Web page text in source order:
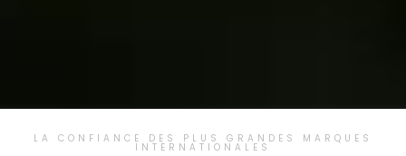
LA CONFIANCE DES PLUS GRANDES MARQUES
INTERNATIONALES